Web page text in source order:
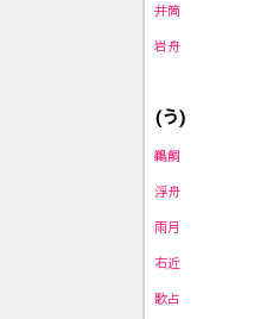
井筒
岩舟
(う)
鵜飼
浮舟
雨月
右近
歌占